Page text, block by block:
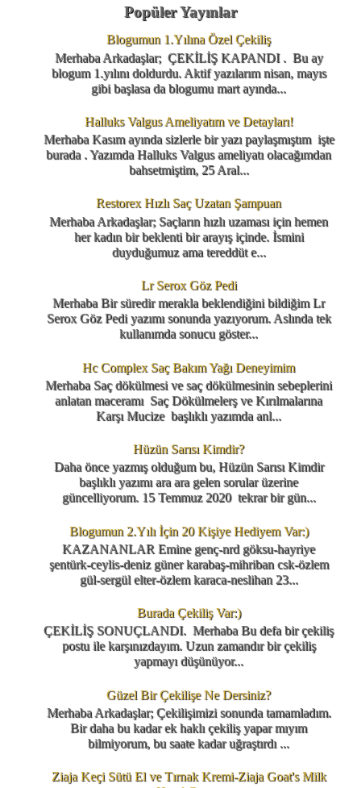
Popüler Yayınlar
Blogumun 1.Yılına Özel Çekiliş
Merhaba Arkadaşlar; ÇEKİLİŞ KAPANDI . Bu ay
blogum 1.yılını doldurdu. Aktif yazılarım nisan, mayıs
gibi başlasa da blogumu mart ayında...
Halluks Valgus Ameliyatım ve Detayları!
Merhaba Kasım ayında sizlerle bir yazı paylaşmıştım işte
burada . Yazımda Halluks Valgus ameliyatı olacağımdan
bahsetmiştim, 25 Aral...
Restorex Hızlı Saç Uzatan Şampuan
Merhaba Arkadaşlar; Saçların hızlı uzaması için hemen
her kadın bir beklenti bir arayış içinde. İsmini
duyduğumuz ama tereddüt e...
Lr Serox Göz Pedi
Merhaba Bir süredir merakla beklendiğini bildiğim Lr
Serox Göz Pedi yazımı sonunda yazıyorum. Aslında tek
kullanımda sonucu göster...
Hc Complex Saç Bakım Yağı Deneyimim
Merhaba Saç dökülmesi ve saç dökülmesinin sebeplerini
anlatan maceramı Saç Dökülmelerş ve Kırılmalarına
Karşı Mucize başlıklı yazımda anl...
Hüzün Sarısı Kimdir?
Daha önce yazmış olduğum bu, Hüzün Sarısı Kimdir
başlıklı yazımı ara ara gelen sorular üzerine
güncelliyorum. 15 Temmuz 2020 tekrar bir gün...
Blogumun 2.Yılı İçin 20 Kişiye Hediyem Var:)
KAZANANLAR Emine genç-nrd göksu-hayriye
şentürk-ceylis-deniz güner karabaş-mihriban csk-özlem
gül-sergül elter-özlem karaca-neslihan 23...
Burada Çekiliş Var:)
ÇEKİLİŞ SONUÇLANDI. Merhaba Bu defa bir çekiliş
postu ile karşınızdayım. Uzun zamandır bir çekiliş
yapmayı düşünüyor...
Güzel Bir Çekilişe Ne Dersiniz?
Merhaba Arkadaşlar; Çekilişimizi sonunda tamamladım.
Bir daha bu kadar ek haklı çekiliş yapar mıyım
bilmiyorum, bu saate kadar uğraştırdı ...
Ziaja Keçi Sütü El ve Tırnak Kremi-Ziaja Goat's Milk